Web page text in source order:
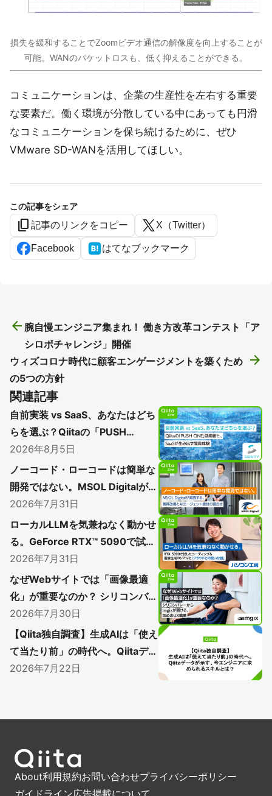
損失を緩和することでZoomビデオ通信の解像度を向上することが
可能。WANのパケットロスも、低く抑えることができる。
コミュニケーションは、企業の生産性を左右する重要
な要素だ。働く環境が分散している中にあっても円滑
なコミュニケーションを保ち続けるために、ぜひ
VMware SD-WANを活用してほしい。
この記事をシェア
content_copy 記事のリンクをコピー X（Twitter）
Facebook はてなブックマーク
arrow_back 腕自慢エンジニア集まれ！ 働き方改革コンテスト「ア
シロボチャレンジ」開催
arrow_forward
ウィズコロナ時代に顧客エンゲージメントを築くため
の5つの方針
関連記事
自前実装 vs SaaS、あなたはどち
らを選ぶ？Qiitaの「PUSH
ONE」活用術と、SaaSが生み出
す開発体験
2026年8月5日
ノーコード・ローコードは簡単な
開発ではない。MSOL Digitalが実
践する、業務改善とAIエージェン
ト設計の面白さ
2026年7月31日
ローカルLLMを気兼ねなく動かせ
る。GeForce RTX™ 5090で試し
たコーディングと＆画像生成のリ
アルと「クラウドとの賢い分担」
2026年7月31日
なぜWebサイトでは「画像最適
化」が重要なのか？ シリコンバレ
ーからImgixが届ける、攻めのUX
戦略
2026年7月30日
【Qiita独自調査】生成AIは「使え
て当たり前」の時代へ。Qiitaデー
タが示す、今エンジニアに求めら
2026年7月22日
About利用規約お問い合わせプライバシーポリシー
ガイドライン広告掲載について